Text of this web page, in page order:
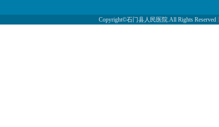
Copyright©石门县人民医院.All Rights Reserved